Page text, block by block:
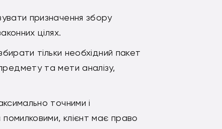
призначення збору
цілях.
тільки необхідний пакет
та мети аналізу,
точними і
помилковими, клієнт має право